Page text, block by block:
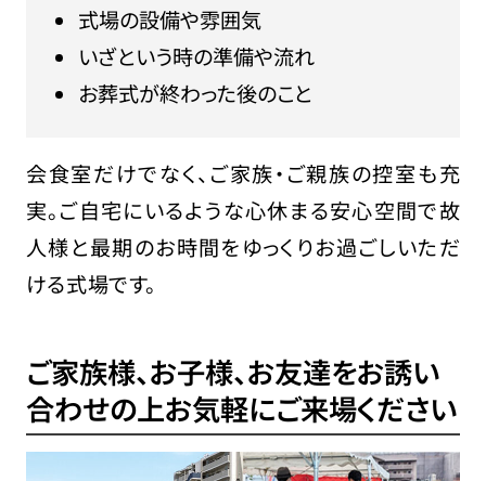
式場の設備や雰囲気
いざという時の準備や流れ
お葬式が終わった後のこと
会食室だけでなく、ご家族・ご親族の控室も充
実。ご自宅にいるような心休まる安心空間で故
人様と最期のお時間をゆっくりお過ごしいただ
ける式場です。
ご家族様、お子様、お友達をお誘い
合わせの上お気軽にご来場ください